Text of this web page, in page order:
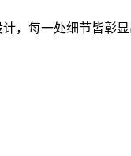
，每一处细节皆彰显